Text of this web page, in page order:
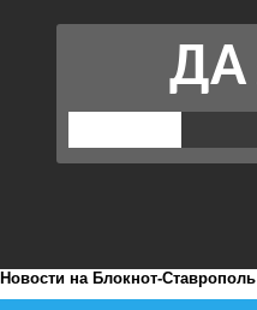
Новости на Блoкнoт-Ставрополь